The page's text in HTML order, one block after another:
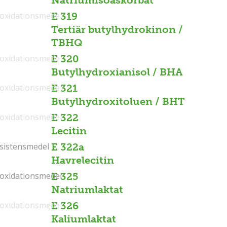
E 319
Tertiär butylhydrokinon /
TBHQ
E 320
Butylhydroxianisol / BHA
E 321
Butylhydroxitoluen / BHT
E 322
Lecitin
E 322a
Havrelecitin
E 325
Natriumlaktat
E 326
Kaliumlaktat